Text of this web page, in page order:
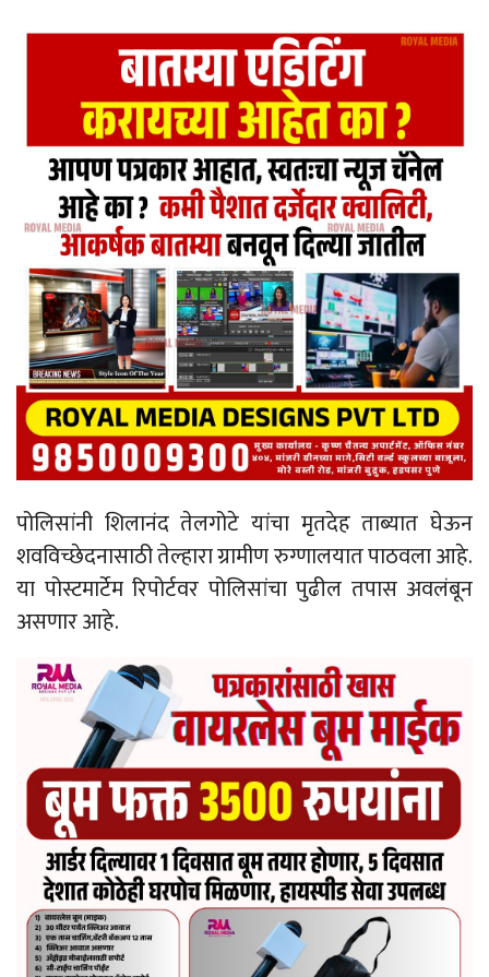
पोलिसांनी शिलानंद तेलगोटे यांचा मृतदेह ताब्यात घेऊन
शवविच्छेदनासाठी तेल्हारा ग्रामीण रुग्णालयात पाठवला आहे.
या पोस्टमार्टेम रिपोर्टवर पोलिसांचा पुढील तपास अवलंबून
असणार आहे.